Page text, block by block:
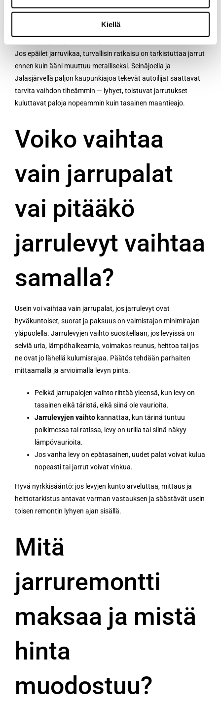
Kiellä
selvästi enemmän.
Käytännön tarkistus: palojen jäljellä oleva kitkapinta
Jos epäilet jarruvikaa, turvallisin ratkaisu on tarkistuttaa jarrut
ennen kuin ääni muuttuu metalliseksi. Seinäjoella ja
Jalasjärvellä paljon kaupunkiajoa tekevät autoilijat saattavat
tarvita vaihdon tiheämmin — lyhyet, toistuvat jarrutukset
kuluttavat paloja nopeammin kuin tasainen maantieajo.
Voiko vaihtaa
vain jarrupalat
vai pitääkö
jarrulevyt vaihtaa
samalla?
Usein voi vaihtaa vain jarrupalat, jos jarrulevyt ovat
hyväkuntoiset, suorat ja paksuus on valmistajan minimirajan
yläpuolella. Jarrulevyjen vaihto suositellaan, jos levyissä on
selviä uria, lämpöhalkeamia, voimakas reunus, heittoa tai jos
ne ovat jo lähellä kulumisrajaa. Päätös tehdään parhaiten
mittaamalla ja arvioimalla levyn pinta.
Pelkkä jarrupalojen vaihto riittää yleensä, kun levy on
tasainen eikä täristä, eikä siinä ole vaurioita.
Jarrulevyjen vaihto kannattaa, kun tärinä tuntuu
polkimessa tai ratissa, levy on urilla tai siinä näkyy
lämpövaurioita.
Jos vanha levy on epätasainen, uudet palat voivat kulua
nopeasti tai jarrut voivat vinkua.
Hyvä nyrkkisääntö: jos levyjen kunto arveluttaa, mittaus ja
heittotarkistus antavat varman vastauksen ja säästävät usein
toisen remontin lyhyen ajan sisällä.
Mitä
jarruremontti
maksaa ja mistä
hinta
muodostuu?